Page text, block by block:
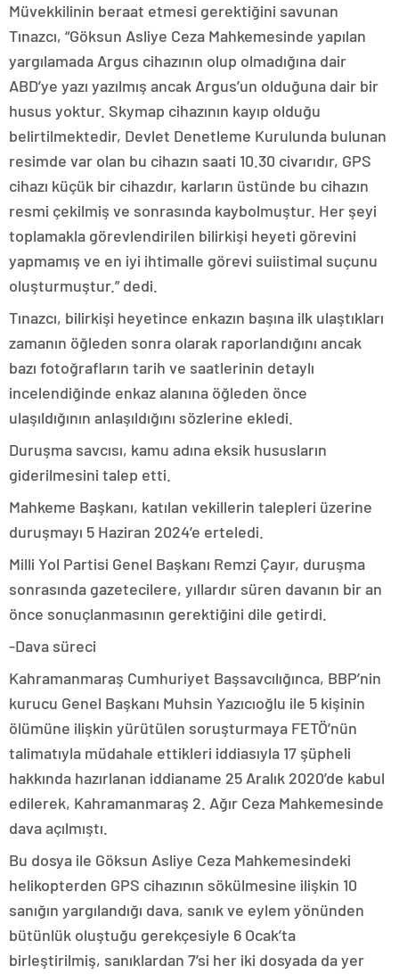
Müvekkilinin beraat etmesi gerektiğini savunan
Tınazcı, “Göksun Asliye Ceza Mahkemesinde yapılan
yargılamada Argus cihazının olup olmadığına dair
ABD’ye yazı yazılmış ancak Argus’un olduğuna dair bir
husus yoktur. Skymap cihazının kayıp olduğu
belirtilmektedir, Devlet Denetleme Kurulunda bulunan
resimde var olan bu cihazın saati 10.30 civarıdır, GPS
cihazı küçük bir cihazdır, karların üstünde bu cihazın
resmi çekilmiş ve sonrasında kaybolmuştur. Her şeyi
toplamakla görevlendirilen bilirkişi heyeti görevini
yapmamış ve en iyi ihtimalle görevi suiistimal suçunu
oluşturmuştur.” dedi.
Tınazcı, bilirkişi heyetince enkazın başına ilk ulaştıkları
zamanın öğleden sonra olarak raporlandığını ancak
bazı fotoğrafların tarih ve saatlerinin detaylı
incelendiğinde enkaz alanına öğleden önce
ulaşıldığının anlaşıldığını sözlerine ekledi.
Duruşma savcısı, kamu adına eksik hususların
giderilmesini talep etti.
Mahkeme Başkanı, katılan vekillerin talepleri üzerine
duruşmayı 5 Haziran 2024’e erteledi.
Milli Yol Partisi Genel Başkanı Remzi Çayır, duruşma
sonrasında gazetecilere, yıllardır süren davanın bir an
önce sonuçlanmasının gerektiğini dile getirdi.
-Dava süreci
Kahramanmaraş Cumhuriyet Başsavcılığınca, BBP’nin
kurucu Genel Başkanı Muhsin Yazıcıoğlu ile 5 kişinin
ölümüne ilişkin yürütülen soruşturmaya FETÖ’nün
talimatıyla müdahale ettikleri iddiasıyla 17 şüpheli
hakkında hazırlanan iddianame 25 Aralık 2020’de kabul
edilerek, Kahramanmaraş 2. Ağır Ceza Mahkemesinde
dava açılmıştı.
Bu dosya ile Göksun Asliye Ceza Mahkemesindeki
helikopterden GPS cihazının sökülmesine ilişkin 10
sanığın yargılandığı dava, sanık ve eylem yönünden
bütünlük oluştuğu gerekçesiyle 6 Ocak’ta
birleştirilmiş, sanıklardan 7’si her iki dosyada da yer